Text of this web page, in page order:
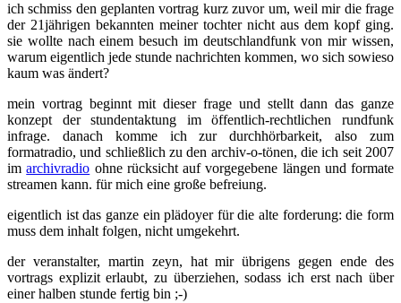
ich schmiss den geplanten vortrag kurz zuvor um, weil mir die frage
der 21jährigen bekannten meiner tochter nicht aus dem kopf ging.
sie wollte nach einem besuch im deutschlandfunk von mir wissen,
warum eigentlich jede stunde nachrichten kommen, wo sich sowieso
kaum was ändert?
mein vortrag beginnt mit dieser frage und stellt dann das ganze
konzept der stundentaktung im öffentlich-rechtlichen rundfunk
infrage. danach komme ich zur durchhörbarkeit, also zum
formatradio, und schließlich zu den archiv-o-tönen, die ich seit 2007
imarchivradio ohne rücksicht auf vorgegebene längen und formate
streamen kann. für mich eine große befreiung.
eigentlich ist das ganze ein plädoyer für die alte forderung: die form
muss dem inhalt folgen, nicht umgekehrt.
der veranstalter, martin zeyn, hat mir übrigens gegen ende des
vortrags explizit erlaubt, zu überziehen, sodass ich erst nach über
einer halben stunde fertig bin ;-)